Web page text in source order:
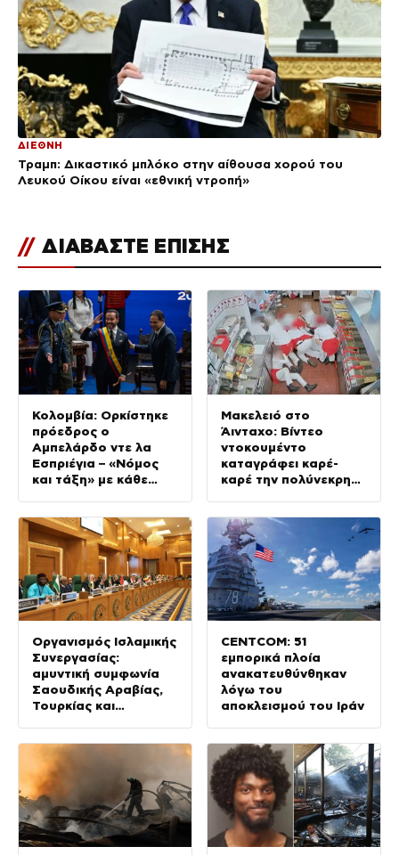
ΔΙΕΘΝΗ
Τραμπ: Δικαστικό μπλόκο στην αίθουσα χορού του
Λευκού Οίκου είναι «εθνική ντροπή»
// ΔΙΑΒΑΣΤΕ ΕΠΙΣΗΣ
Κολομβία: Ορκίστηκε
πρόεδρος ο
Αμπελάρδο ντε λα
Εσπριέγια – «Νόμος
και τάξη» με κάθε
Μακελειό στο
Άινταχο: Βίντεο
ντοκουμέντο
καταγράφει καρέ-
καρέ την πολύνεκρη
Οργανισμός Ισλαμικής
Συνεργασίας:
αμυντική συμφωνία
Σαουδικής Αραβίας,
Τουρκίας και
CENTCOM: 51
εμπορικά πλοία
ανακατευθύνθηκαν
λόγω του
αποκλεισμού του Ιράν